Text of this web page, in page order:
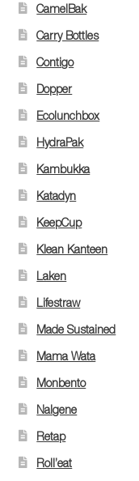
CamelBak
Carry Bottles
Contigo
Dopper
Ecolunchbox
HydraPak
Kambukka
Katadyn
KeepCup
Klean Kanteen
Laken
Lifestraw
Made Sustained
Mama Wata
Monbento
Nalgene
Retap
Roll’eat